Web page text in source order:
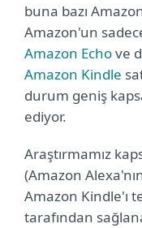
buna bazı
Amazon'un
Amazon Echove
Amazon Kindle
durum geniş
ediyor.
Araştırmamız
(Amazon
Amazon Kindle'ı
tarafından